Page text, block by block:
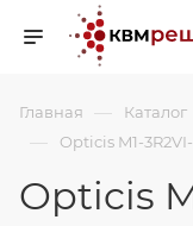
Главная — Каталог
— Opticis M1-
Opticis